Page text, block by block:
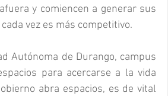
y comiencen a generar sus
vez es más competitivo.
Autónoma de Durango, campus
para acercarse a la vida
abra espacios, es de vital